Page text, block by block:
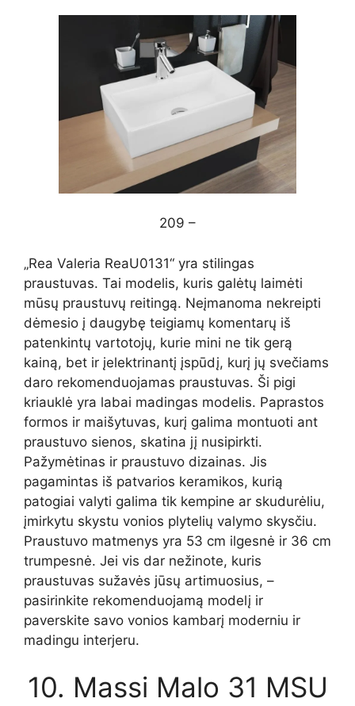
209 –
„Rea Valeria ReaU0131“ yra stilingas
praustuvas. Tai modelis, kuris galėtų laimėti
mūsų praustuvų reitingą. Neįmanoma nekreipti
dėmesio į daugybę teigiamų komentarų iš
patenkintų vartotojų, kurie mini ne tik gerą
kainą, bet ir įelektrinantį įspūdį, kurį jų svečiams
daro rekomenduojamas praustuvas. Ši pigi
kriauklė yra labai madingas modelis. Paprastos
formos ir maišytuvas, kurį galima montuoti ant
praustuvo sienos, skatina jį nusipirkti.
Pažymėtinas ir praustuvo dizainas. Jis
pagamintas iš patvarios keramikos, kurią
patogiai valyti galima tik kempine ar skudurėliu,
įmirkytu skystu vonios plytelių valymo skysčiu.
Praustuvo matmenys yra 53 cm ilgesnė ir 36 cm
trumpesnė. Jei vis dar nežinote, kuris
praustuvas sužavės jūsų artimuosius, –
pasirinkite rekomenduojamą modelį ir
paverskite savo vonios kambarį moderniu ir
madingu interjeru.
10. Massi Malo 31 MSU